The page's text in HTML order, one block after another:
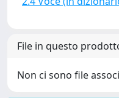
File in questo
Non ci sono file